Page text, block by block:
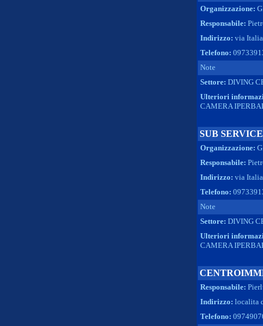
Organizzazione:
Responsabile:
Indirizzo: via Italia
Telefono:
Note
Settore: DIVING
Ulteriori
CAMERA
SUB
Organizzazione:
Responsabile:
Indirizzo: via Italia
Telefono:
Note
Settore: DIVING
Ulteriori
CAMERA
Responsabile:
Indirizzo: localita
Telefono: